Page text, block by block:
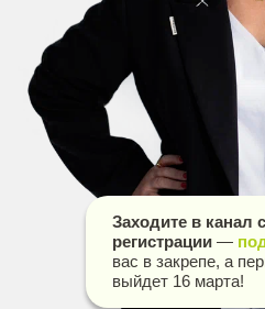
Заходите в канал
регистрации —
вас в закрепе, а
выйдет 16 марта!